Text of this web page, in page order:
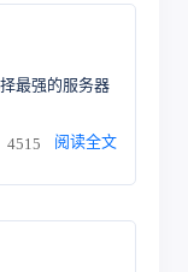
最强的服务器
4515 阅读全文